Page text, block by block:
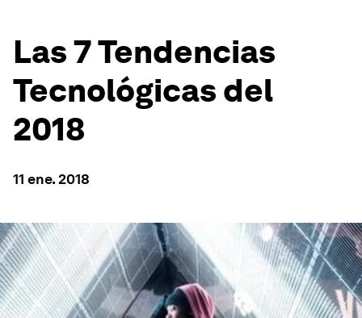
Las 7 Tendencias
Tecnológicas del
2018
11 ene. 2018